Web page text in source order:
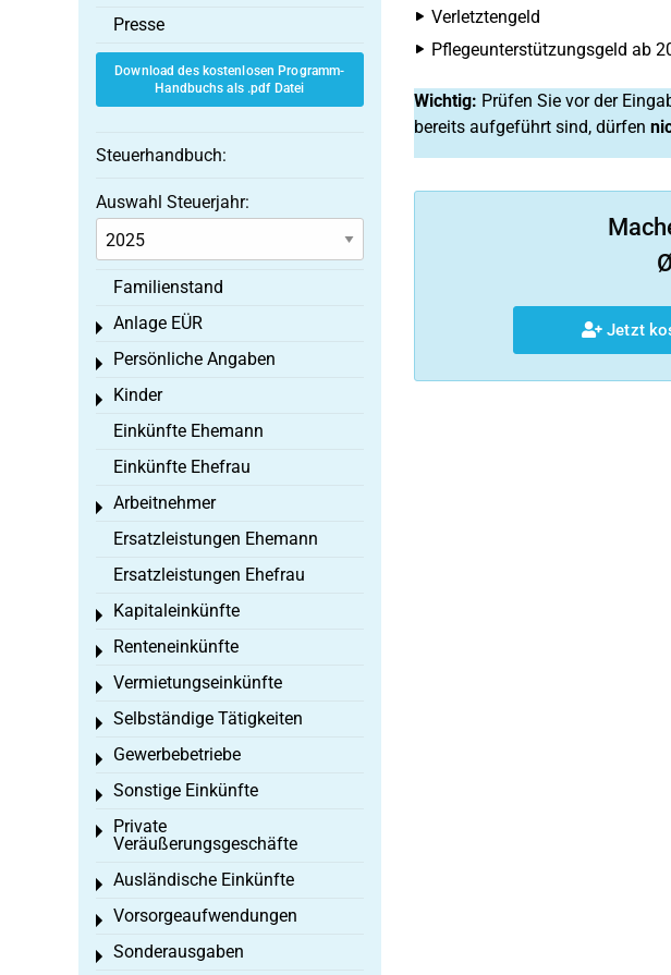
Verletztengeld
Pflegeunterstützungsgeld ab
Wichtig: Prüfen Sie vor der
bereits aufgeführt sind, dürfen
Jetzt
Presse
Download des kostenlosen Programm-
Handbuchs als .pdf Datei
Steuerhandbuch:
Auswahl Steuerjahr:
Familienstand
Anlage EÜR
Toggle menu
Persönliche Angaben
Toggle menu
Kinder
Toggle menu
Einkünfte Ehemann
Einkünfte Ehefrau
Arbeitnehmer
Toggle menu
Ersatzleistungen Ehemann
Ersatzleistungen Ehefrau
Kapitaleinkünfte
Toggle menu
Renteneinkünfte
Toggle menu
Vermietungseinkünfte
Toggle menu
Selbständige Tätigkeiten
Toggle menu
Gewerbebetriebe
Toggle menu
Sonstige Einkünfte
Toggle menu
Private
Veräußerungsgeschäfte
Toggle menu
Ausländische Einkünfte
Toggle menu
Vorsorgeaufwendungen
Toggle menu
Sonderausgaben
Toggle menu